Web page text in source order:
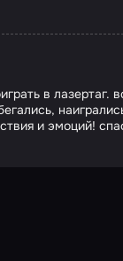
в лазертаг.
и эмоций!